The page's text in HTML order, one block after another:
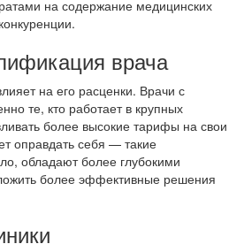
на содержание медицинских
врача
на его расценки. Врачи с
те, кто работает в крупных
более высокие тарифы на свои
оправдать себя — такие
обладают более глубокими
более эффективные решения